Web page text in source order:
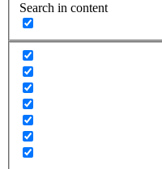
Search in content